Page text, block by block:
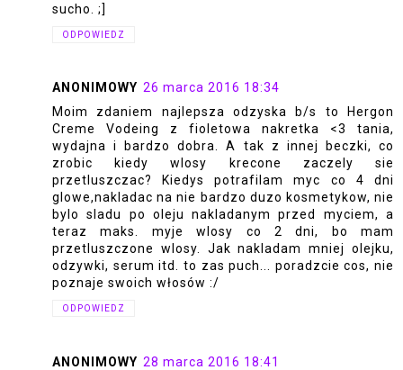
sucho. ;]
ODPOWIEDZ
ANONIMOWY 26 marca 2016 18:34
Moim zdaniem najlepsza odzyska b/s to Hergon
Creme Vodeing z fioletowa nakretka <3 tania,
wydajna i bardzo dobra. A tak z innej beczki, co
zrobic kiedy wlosy krecone zaczely sie
przetluszczac? Kiedys potrafilam myc co 4 dni
glowe,nakladac na nie bardzo duzo kosmetykow, nie
bylo sladu po oleju nakladanym przed myciem, a
teraz maks. myje wlosy co 2 dni, bo mam
przetluszczone wlosy. Jak nakladam mniej olejku,
odzywki, serum itd. to zas puch... poradzcie cos, nie
poznaje swoich włosów :/
ODPOWIEDZ
ANONIMOWY 28 marca 2016 18:41